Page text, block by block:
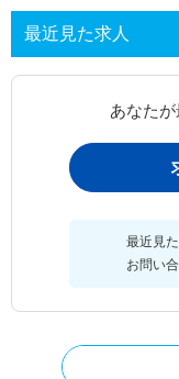
最近見た求人
あなた
最近見
お問い